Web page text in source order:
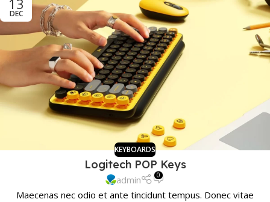
13
DEC
KEYBOARDS
Logitech POP Keys
admin 0
Maecenas nec odio et ante tincidunt tempus. Donec vitae